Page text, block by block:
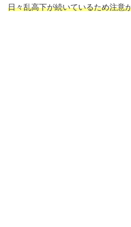
日々乱高下が続いているため注意